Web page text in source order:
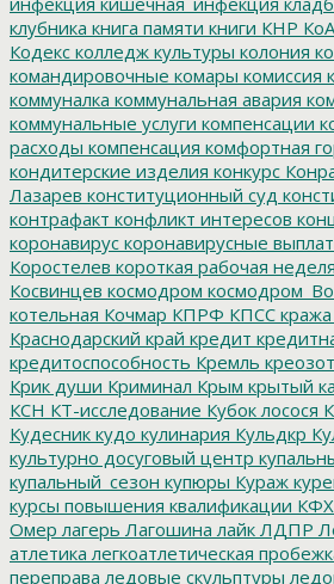
клубника книга памяти книги КНР
Кодекс колледж культуры колония
командировочные комары комиссия
коммуналка коммунальная авария
коммунальные услуги компенсации
расходы компенсация комфортная
кондитерские изделия конкурс
Лазарев конституционный суд
контрафакт конфликт интересов
коронавирус коронавирусные
Коростелев короткая рабочая неделя
Косвинцев космодром
котельная Кочмар КПРФ КПСС кража
Краснодарский край кредит
кредитоспособность Кремль креозот
Крик души Криминал Крым крытый
КСН КТ-исследование Кубок лосося
Кудесник кудо кулинария Кульдкр
культурно досуговый центр
купальный_сезон купюры Кураж
курсы повышения квалификации КФХ
Омер лагерь Лагошина лайк ЛДПР
атлетика легкоатлетическая
переправа ледовые скульптуры